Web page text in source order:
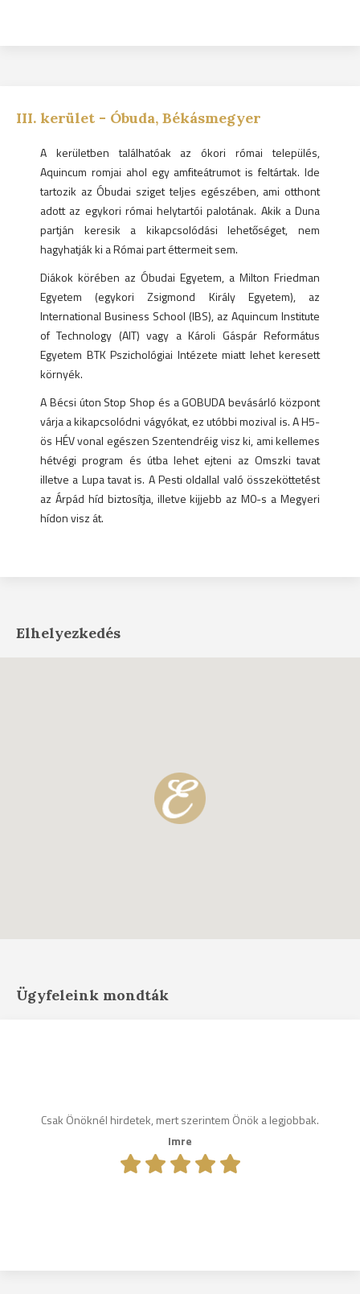
III. kerület - Óbuda, Békásmegyer
A kerületben találhatóak az ókori római település,
Aquincum romjai ahol egy amfiteátrumot is feltártak. Ide
tartozik az Óbudai sziget teljes egészében, ami otthont
adott az egykori római helytartói palotának. Akik a Duna
partján keresik a kikapcsolódási lehetőséget, nem
hagyhatják ki a Római part éttermeit sem.
Diákok körében az Óbudai Egyetem, a Milton Friedman
Egyetem (egykori Zsigmond Király Egyetem), az
International Business School (IBS), az Aquincum Institute
of Technology (AIT) vagy a Károli Gáspár Református
Egyetem BTK Pszichológiai Intézete miatt lehet keresett
környék.
A Bécsi úton Stop Shop és a GOBUDA bevásárló központ
várja a kikapcsolódni vágyókat, ez utóbbi mozival is. A H5-
ös HÉV vonal egészen Szentendréig visz ki, ami kellemes
hétvégi program és útba lehet ejteni az Omszki tavat
illetve a Lupa tavat is. A Pesti oldallal való összeköttetést
az Árpád híd biztosítja, illetve kijjebb az M0-s a Megyeri
hídon visz át.
Elhelyezkedés
Ügyfeleink mondták
Csak Önöknél hirdetek, mert szerintem Önök a legjobbak.
Imre